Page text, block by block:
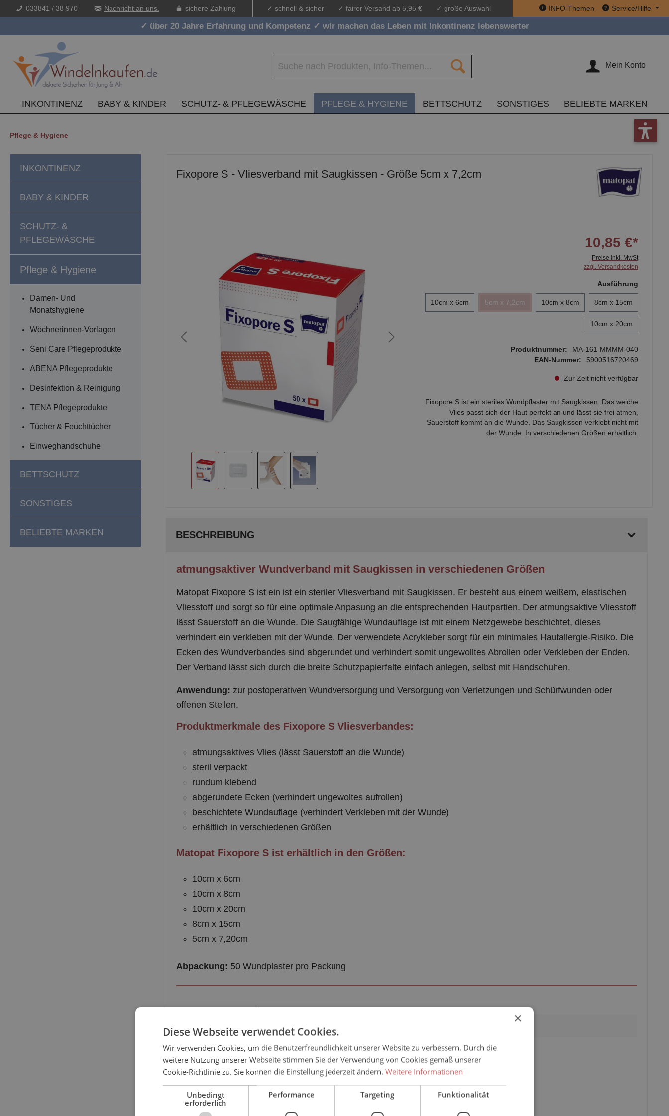
springen
033841 / 38 970 Nachricht an uns. sichere Zahlung ✓ schnell & sicher ✓ fairer Versand ab 5,95 € ✓ große Auswahl INFO-Themen Service/Hilfe
✓ über 20 Jahre Erfahrung und Kompetenz ✓ wir machen das Leben mit Inkontinenz lebenswerter
Mein Konto
INKONTINENZ BABY & KINDER SCHUTZ- & PFLEGEWÄSCHE PFLEGE & HYGIENE BETTSCHUTZ SONSTIGES BELIEBTE MARKEN
Pflege & Hygiene
INKONTINENZ
BABY & KINDER
SCHUTZ- &
PFLEGEWÄSCHE
Pflege & Hygiene
Damen- Und
Monatshygiene
Wöchnerinnen-Vorlagen
Seni Care Pflegeprodukte
ABENA Pflegeprodukte
Desinfektion & Reinigung
TENA Pflegeprodukte
Tücher & Feuchttücher
Einweghandschuhe
BETTSCHUTZ
SONSTIGES
BELIEBTE MARKEN
Fixopore S - Vliesverband mit Saugkissen - Größe 5cm x 7,2cm
10,85 €*
Preise inkl. MwSt
zzgl. Versandkosten
Produktnummer:
MA-161-MMMM-040
EAN-Nummer:
5900516720469
Zur Zeit nicht verfügbar
Fixopore S ist ein steriles Wundpflaster mit Saugkissen. Das weiche
Vlies passt sich der Haut perfekt an und lässt sie frei atmen,
Sauerstoff kommt an die Wunde. Das Saugkissen verklebt nicht mit
der Wunde. In verschiedenen Größen erhältlich.
Ausführung
10cm x 6cm 5cm x 7,2cm 10cm x 8cm 8cm x 15cm
10cm x 20cm
BESCHREIBUNG
atmungsaktiver Wundverband mit Saugkissen in verschiedenen Größen
Matopat Fixopore S ist ein ist ein steriler Vliesverband mit Saugkissen. Er besteht aus einem weißem, elastischen
Vliesstoff und sorgt so für eine optimale Anpasung an die entsprechenden Hautpartien. Der atmungsaktive Vliesstoff
lässt Sauerstoff an die Wunde. Die Saugfähige Wundauflage ist mit einem Netzgewebe beschichtet, dieses
verhindert ein verkleben mit der Wunde. Der verwendete Acrykleber sorgt für ein minimales Hautallergie-Risiko. Die
Ecken des Wundverbandes sind abgerundet und verhindert somit ungewolltes Abrollen oder Verkleben der Enden.
Der Verband lässt sich durch die breite Schutzpapierfalte einfach anlegen, selbst mit Handschuhen.
Anwendung: zur postoperativen Wundversorgung und Versorgung von Verletzungen und Schürfwunden oder
offenen Stellen.
Produktmerkmale des Fixopore S Vliesverbandes:
atmungsaktives Vlies (lässt Sauerstoff an die Wunde)
steril verpackt
rundum klebend
abgerundete Ecken (verhindert ungewoltes aufrollen)
beschichtete Wundauflage (verhindert Verkleben mit der Wunde)
erhältlich in verschiedenen Größen
Matopat Fixopore S ist erhältlich in den Größen:
10cm x 6cm
10cm x 8cm
10cm x 20cm
8cm x 15cm
5cm x 7,20cm
Abpackung: 50 Wundplaster pro Packung
Verpackungseinheit:
Produkt-Art: Wundschutz
Herstellerangaben:
TZMO Deutschland GmbH | Waldstraße 2 | 16359 Biesenthal | Email: info@tzmo.de
×
Diese Webseite verwendet Cookies.
Wir verwenden Cookies, um die Benutzerfreundlichkeit unserer Website zu verbessern. Durch die
weitere Nutzung unserer Webseite stimmen Sie der Verwendung von Cookies gemäß unserer
Cookie-Richtlinie zu. Sie können die Einstellung jederzeit ändern. Weitere Informationen
Unbedingt
erforderlich
Performance Targeting Funktionalität